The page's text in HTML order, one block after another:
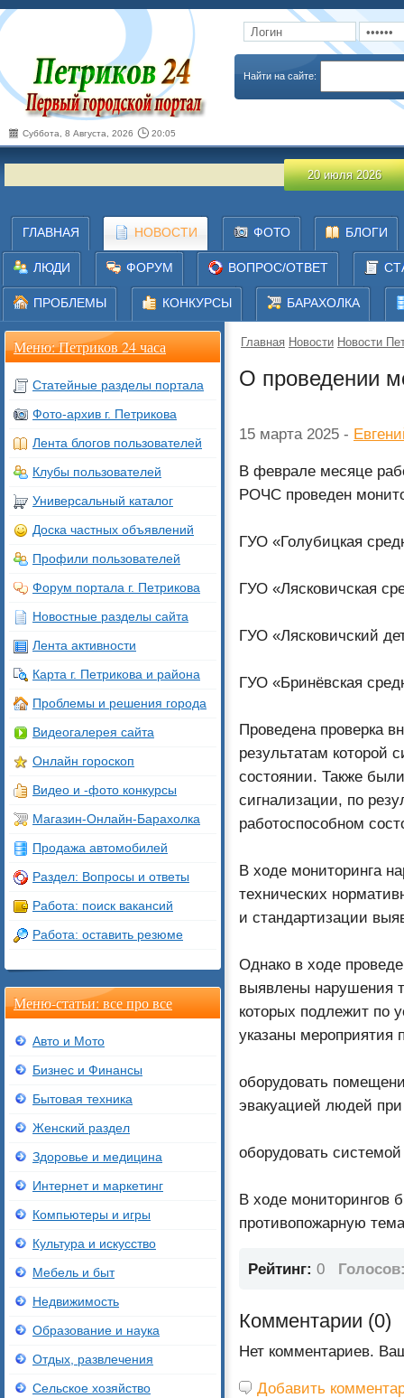
Запомнить Забыли
Найти на сайте:
Суббота, 8 Августа, 2026 20:05
20 июля 2026 О
ГЛАВНАЯ НОВОСТИ ФОТО БЛОГИ
ЛЮДИ ФОРУМ ВОПРОС/ОТВЕТ
ПРОБЛЕМЫ КОНКУРСЫ БАРАХОЛКА
Главная Новости Новости
О проведении
15 марта 2025 -
В феврале месяце
РОЧС проведен
ГУО «Голубицкая
ГУО «Лясковичская
ГУО «Лясковичский
ГУО «Бринёвская
Проведена проверка
результатам которой
состоянии. Также
сигнализации, по
работоспособном
В ходе мониторинга
технических
и стандартизации
Однако в ходе
выявлены нарушения
которых подлежит по
указаны мероприятия
оборудовать
эвакуацией людей
оборудовать
В ходе мониторингов
противопожарную
Рейтинг: 0
Комментарии (0)
Нет комментариев.
Добавить
Меню: Петриков 24 часа
Статейные разделы портала
Фото-архив г. Петрикова
Лента блогов пользователей
Клубы пользователей
Универсальный каталог
Доска частных объявлений
Профили пользователей
Форум портала г. Петрикова
Новостные разделы сайта
Лента активности
Карта г. Петрикова и района
Проблемы и решения города
Видеогалерея сайта
Онлайн гороскоп
Видео и -фото конкурсы
Магазин-Онлайн-Барахолка
Продажа автомобилей
Раздел: Вопросы и ответы
Работа: поиск вакансий
Работа: оставить резюме
Меню-статьи: все про все
Авто и Мото
Бизнес и Финансы
Бытовая техника
Женский раздел
Здоровье и медицина
Интернет и маркетинг
Компьютеры и игры
Культура и искусство
Мебель и быт
Недвижимость
Образование и наука
Отдых, развлечения
Сельское хозяйство